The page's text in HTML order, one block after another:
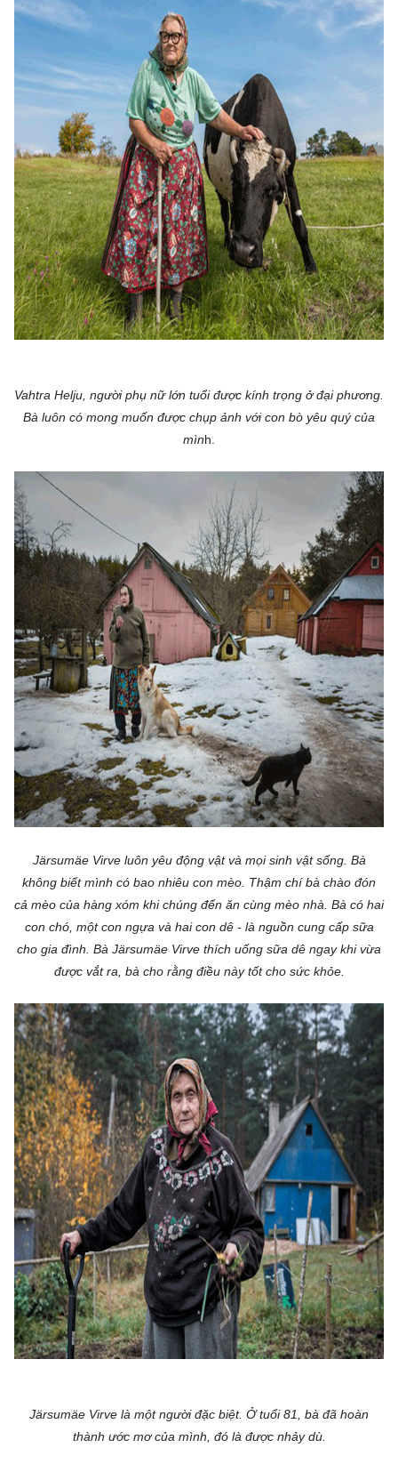
Vahtra Helju, người phụ nữ lớn tuổi được kính trọng ở đại phương.
Bà luôn có mong muốn được chụp ảnh với con bò yêu quý của
mình.
Järsumäe Virve luôn yêu động vật và mọi sinh vật sống. Bà
không biết mình có bao nhiêu con mèo. Thậm chí bà chào đón
cả mèo của hàng xóm khi chúng đến ăn cùng mèo nhà. Bà có hai
con chó, một con ngựa và hai con dê - là nguồn cung cấp sữa
cho gia đình. Bà Järsumäe Virve thích uống sữa dê ngay khi vừa
được vắt ra, bà cho rằng điều này tốt cho sức khỏe.
Järsumäe Virve là một người đặc biệt. Ở tuổi 81, bà đã hoàn
thành ước mơ của mình, đó là được nhảy dù.